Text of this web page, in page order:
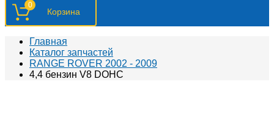
0
Главная
Каталог запчастей
RANGE ROVER 2002 - 2009
4,4 бензин V8 DOHC